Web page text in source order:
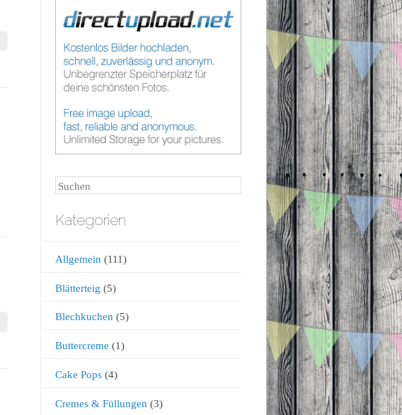
Suchen
Kategorien
Allgemein (111)
Blätterteig (5)
Blechkuchen (5)
Buttercreme (1)
Cake Pops(4)
Cremes & Füllungen (3)